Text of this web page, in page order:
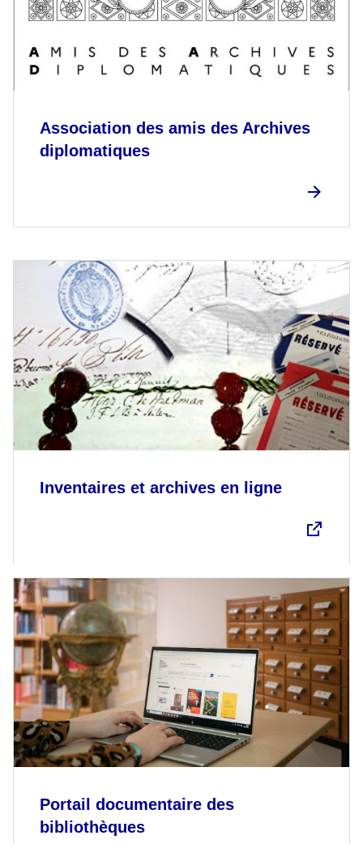
Association des amis des Archives
diplomatiques
Inventaires et archives en ligne
Portail documentaire des
bibliothèques